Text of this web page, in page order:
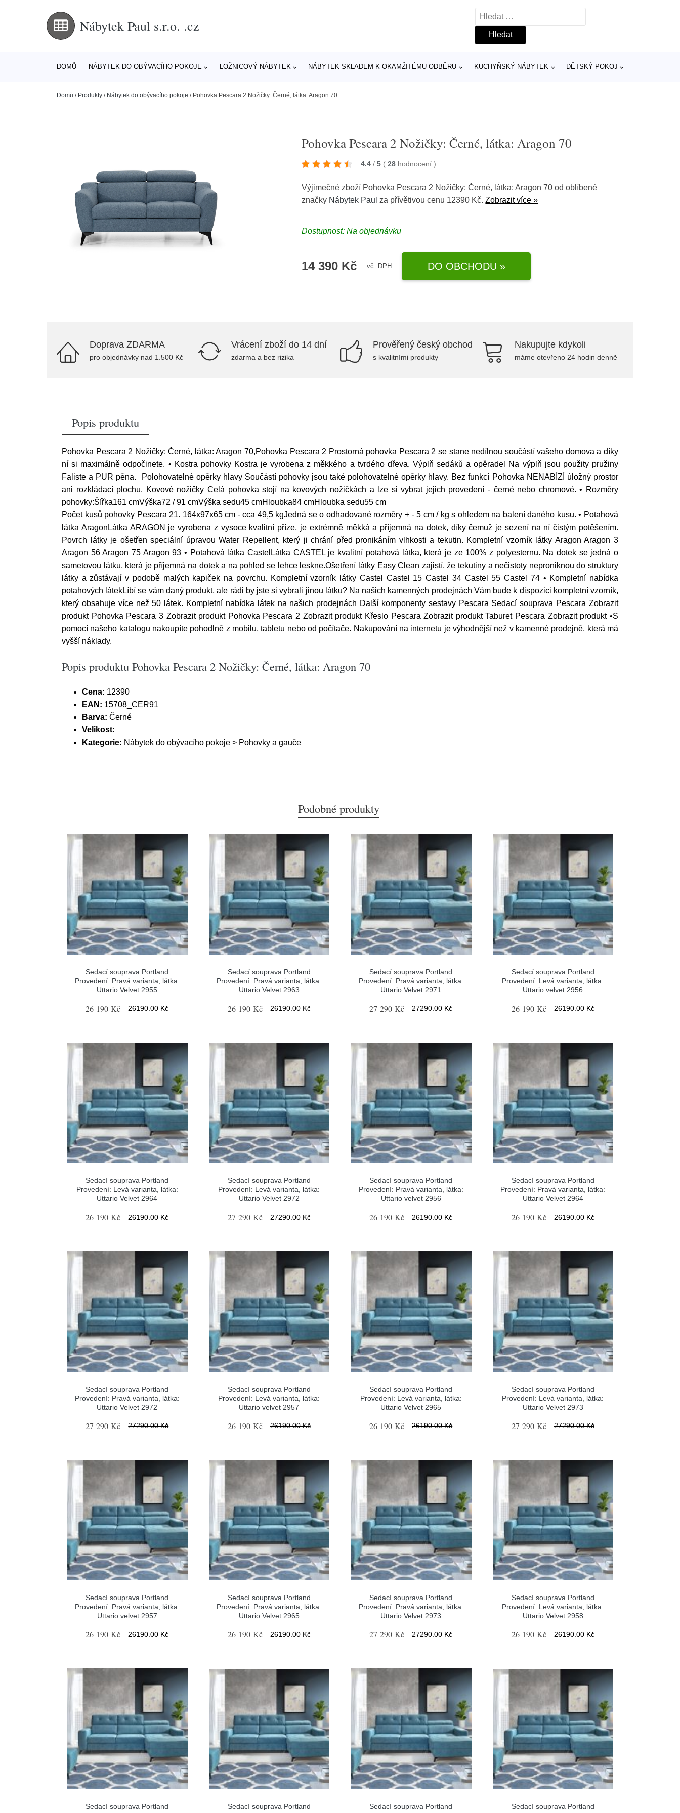
Nábytek Paul s.r.o. .cz
Vyhledávání
DOMŮ NÁBYTEK DO OBÝVACÍHO POKOJE LOŽNICOVÝ NÁBYTEK NÁBYTEK SKLADEM K OKAMŽITÉMU ODBĚRU KUCHYŇSKÝ NÁBYTEK DĚTSKÝ POKOJ
Domů / Produkty / Nábytek do obývacího pokoje / Pohovka Pescara 2 Nožičky: Černé, látka: Aragon 70
Pohovka Pescara 2 Nožičky: Černé, látka: Aragon 70
4.4 / 5 ( 28 hodnocení)
Výjimečné zboží Pohovka Pescara 2 Nožičky: Černé, látka: Aragon 70 od oblíbené
značky Nábytek Paul za přívětivou cenu 12390 Kč.Zobrazit více »
Dostupnost: Na objednávku
14 390 Kč vč. DPH DO OBCHODU »
Doprava ZDARMA
pro objednávky nad 1.500 Kč
Vrácení zboží do 14 dní
zdarma a bez rizika
Prověřený český obchod
s kvalitními produkty
Nakupujte kdykoli
máme otevřeno 24 hodin denně
Popis produktu
Pohovka Pescara 2 Nožičky: Černé, látka: Aragon 70,Pohovka Pescara 2 Prostorná pohovka Pescara 2 se stane nedílnou součástí vašeho domova a díky
ní si maximálně odpočinete. • Kostra pohovky Kostra je vyrobena z měkkého a tvrdého dřeva. Výplň sedáků a opěradel Na výplň jsou použity pružiny
Faliste a PUR pěna. Polohovatelné opěrky hlavy Součástí pohovky jsou také polohovatelné opěrky hlavy. Bez funkcí Pohovka NENABÍZÍ úložný prostor
ani rozkládací plochu. Kovové nožičky Celá pohovka stojí na kovových nožičkách a lze si vybrat jejich provedení - černé nebo chromové. • Rozměry
pohovky:Šířka161 cmVýška72 / 91 cmVýška sedu45 cmHloubka84 cmHloubka sedu55 cm
Počet kusů pohovky Pescara 21. 164x97x65 cm - cca 49,5 kgJedná se o odhadované rozměry + - 5 cm / kg s ohledem na balení daného kusu. • Potahová
látka AragonLátka ARAGON je vyrobena z vysoce kvalitní příze, je extrémně měkká a příjemná na dotek, díky čemuž je sezení na ní čistým potěšením.
Povrch látky je ošetřen speciální úpravou Water Repellent, který ji chrání před pronikáním vlhkosti a tekutin. Kompletní vzorník látky Aragon Aragon 3
Aragon 56 Aragon 75 Aragon 93 • Potahová látka CastelLátka CASTEL je kvalitní potahová látka, která je ze 100% z polyesternu. Na dotek se jedná o
sametovou látku, která je příjemná na dotek a na pohled se lehce leskne.Ošetření látky Easy Clean zajistí, že tekutiny a nečistoty neproniknou do struktury
látky a zůstávají v podobě malých kapiček na povrchu. Kompletní vzorník látky Castel Castel 15 Castel 34 Castel 55 Castel 74 • Kompletní nabídka
potahových látekLíbí se vám daný produkt, ale rádi by jste si vybrali jinou látku? Na našich kamenných prodejnách Vám bude k dispozici kompletní vzorník,
který obsahuje více než 50 látek. Kompletní nabídka látek na našich prodejnách Další komponenty sestavy Pescara Sedací souprava Pescara Zobrazit
produkt Pohovka Pescara 3 Zobrazit produkt Pohovka Pescara 2 Zobrazit produkt Křeslo Pescara Zobrazit produkt Taburet Pescara Zobrazit produkt •S
pomocí našeho katalogu nakoupíte pohodlně z mobilu, tabletu nebo od počítače. Nakupování na internetu je výhodnější než v kamenné prodejně, která má
vyšší náklady.
Popis produktu Pohovka Pescara 2 Nožičky: Černé, látka: Aragon 70
Cena: 12390
EAN: 15708_CER91
Barva: Černé
Velikost:
Kategorie: Nábytek do obývacího pokoje > Pohovky a gauče
Podobné produkty
Sedací souprava Portland
Provedení: Pravá varianta, látka:
Uttario Velvet 2955
26 190 Kč 26190.00 Kč
Sedací souprava Portland
Provedení: Pravá varianta, látka:
Uttario Velvet 2963
26 190 Kč 26190.00 Kč
Sedací souprava Portland
Provedení: Pravá varianta, látka:
Uttario Velvet 2971
27 290 Kč 27290.00 Kč
Sedací souprava Portland
Provedení: Levá varianta, látka:
Uttario velvet 2956
26 190 Kč 26190.00 Kč
Sedací souprava Portland
Provedení: Levá varianta, látka:
Uttario Velvet 2964
26 190 Kč 26190.00 Kč
Sedací souprava Portland
Provedení: Levá varianta, látka:
Uttario Velvet 2972
27 290 Kč 27290.00 Kč
Sedací souprava Portland
Provedení: Pravá varianta, látka:
Uttario velvet 2956
26 190 Kč 26190.00 Kč
Sedací souprava Portland
Provedení: Pravá varianta, látka:
Uttario Velvet 2964
26 190 Kč 26190.00 Kč
Sedací souprava Portland
Provedení: Pravá varianta, látka:
Uttario Velvet 2972
27 290 Kč 27290.00 Kč
Sedací souprava Portland
Provedení: Levá varianta, látka:
Uttario velvet 2957
26 190 Kč 26190.00 Kč
Sedací souprava Portland
Provedení: Levá varianta, látka:
Uttario Velvet 2965
26 190 Kč 26190.00 Kč
Sedací souprava Portland
Provedení: Levá varianta, látka:
Uttario Velvet 2973
27 290 Kč 27290.00 Kč
Sedací souprava Portland
Provedení: Pravá varianta, látka:
Uttario velvet 2957
26 190 Kč 26190.00 Kč
Sedací souprava Portland
Provedení: Pravá varianta, látka:
Uttario Velvet 2965
26 190 Kč 26190.00 Kč
Sedací souprava Portland
Provedení: Pravá varianta, látka:
Uttario Velvet 2973
27 290 Kč 27290.00 Kč
Sedací souprava Portland
Provedení: Levá varianta, látka:
Uttario Velvet 2958
26 190 Kč 26190.00 Kč
Sedací souprava Portland
Sedací souprava Portland
Sedací souprava Portland
Sedací souprava Portland